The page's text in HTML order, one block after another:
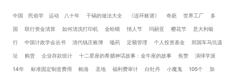
中国 民俗学 运动 八十年 干锅的做法大全 《连环账谱》 奇葩 世界工厂 多
国 联行资金清算 如何清洗打印机 金蛤蟆 情人节 玛丽亚 樱花节 意大利银
行 中国计政学会丛书 清代钱庄账簿 嗑药 定额管理 个人投资基金 郑国车马坑遗
址 购货 企业存款统计 十二星座的希腊神话故事：金牛座的故事 焦赞 演绎学派
14年 标准固定制造费用 帕洛 圣地 福利费审计 白牡丹 小魔鬼 105个 加